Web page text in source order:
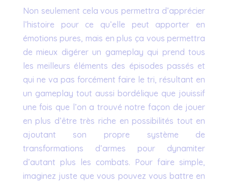
Non seulement cela vous permettra d’apprécier
l’histoire pour ce qu’elle peut apporter en
émotions pures, mais en plus ça vous permettra
de mieux digérer un gameplay qui prend tous
les meilleurs éléments des épisodes passés et
qui ne va pas forcément faire le tri, résultant en
un gameplay tout aussi bordélique que jouissif
une fois que l’on a trouvé notre façon de jouer
en plus d’être très riche en possibilités tout en
ajoutant son propre système de
transformations d’armes pour dynamiter
d’autant plus les combats. Pour faire simple,
imaginez juste que vous pouvez vous battre en